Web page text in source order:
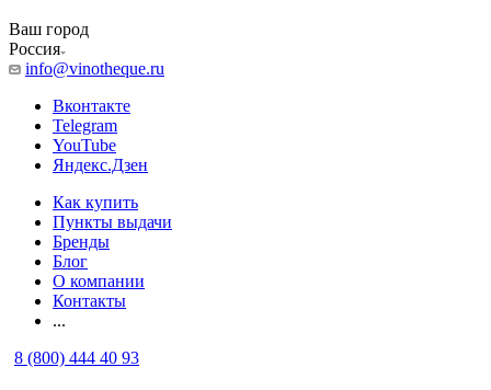
Ваш город
Россия
info@vinotheque.ru
Вконтакте
Telegram
YouTube
Яндекс.Дзен
Как купить
Пункты выдачи
Бренды
Блог
О компании
Контакты
...
8 (800) 444 40 93